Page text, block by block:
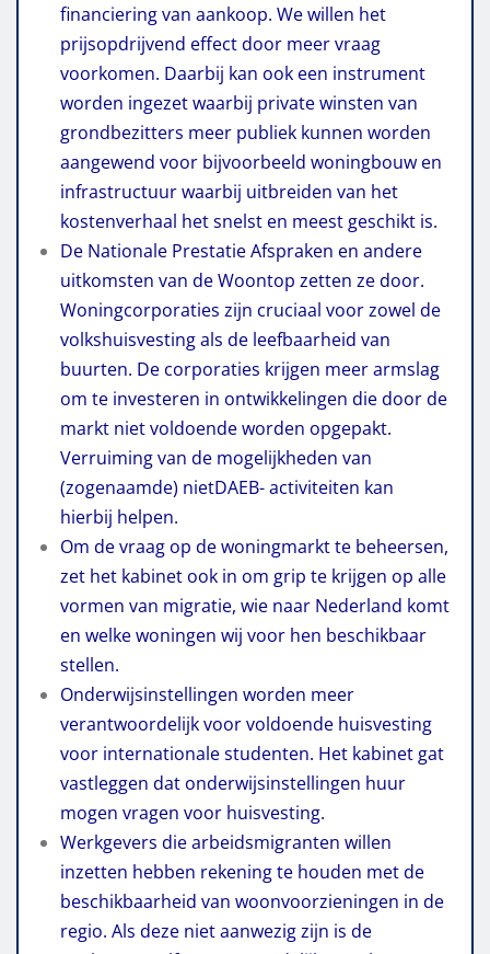
financiering van aankoop. We willen het
prijsopdrijvend effect door meer vraag
voorkomen. Daarbij kan ook een instrument
worden ingezet waarbij private winsten van
grondbezitters meer publiek kunnen worden
aangewend voor bijvoorbeeld woningbouw en
infrastructuur waarbij uitbreiden van het
kostenverhaal het snelst en meest geschikt is.
De Nationale Prestatie Afspraken en andere
uitkomsten van de Woontop zetten ze door.
Woningcorporaties zijn cruciaal voor zowel de
volkshuisvesting als de leefbaarheid van
buurten. De corporaties krijgen meer armslag
om te investeren in ontwikkelingen die door de
markt niet voldoende worden opgepakt.
Verruiming van de mogelijkheden van
(zogenaamde) nietDAEB- activiteiten kan
hierbij helpen.
Om de vraag op de woningmarkt te beheersen,
zet het kabinet ook in om grip te krijgen op alle
vormen van migratie, wie naar Nederland komt
en welke woningen wij voor hen beschikbaar
stellen.
Onderwijsinstellingen worden meer
verantwoordelijk voor voldoende huisvesting
voor internationale studenten. Het kabinet gat
vastleggen dat onderwijsinstellingen huur
mogen vragen voor huisvesting.
Werkgevers die arbeidsmigranten willen
inzetten hebben rekening te houden met de
beschikbaarheid van woonvoorzieningen in de
regio. Als deze niet aanwezig zijn is de